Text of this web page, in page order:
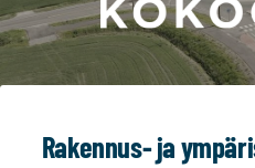
Rakennus- ja